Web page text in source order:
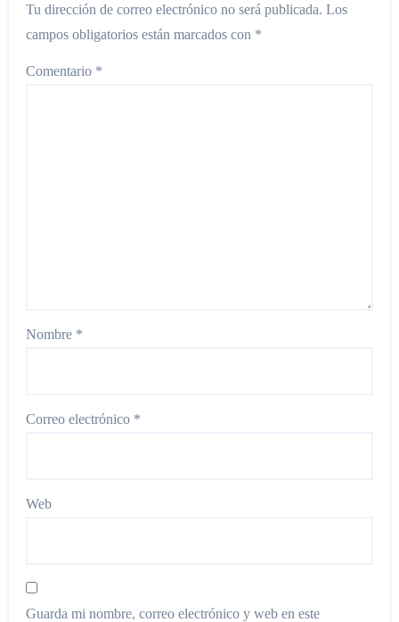
Tu dirección de correo electrónico no será publicada. Los
campos obligatorios están marcados con *
Comentario *
Nombre *
Correo electrónico *
Web
Guarda mi nombre, correo electrónico y web en este